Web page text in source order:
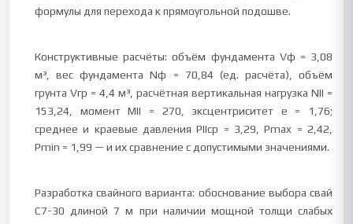
формулы для перехода к прямоугольной подошве.
Конструктивные расчёты: объём фундамента Vф = 3,08
м³, вес фундамента Nф = 70,84 (ед. расчёта), объём
грунта Vгр = 4,4 м³, расчётная вертикальная нагрузка NII =
153,24, момент МII = 270, эксцентриситет e = 1,76;
среднее и краевые давления РIIср = 3,29, Рmax = 2,42,
Рmin = 1,99 — и их сравнение с допустимыми значениями.
Разработка свайного варианта: обоснование выбора свай
С7-30 длиной 7 м при наличии мощной толщи слабых